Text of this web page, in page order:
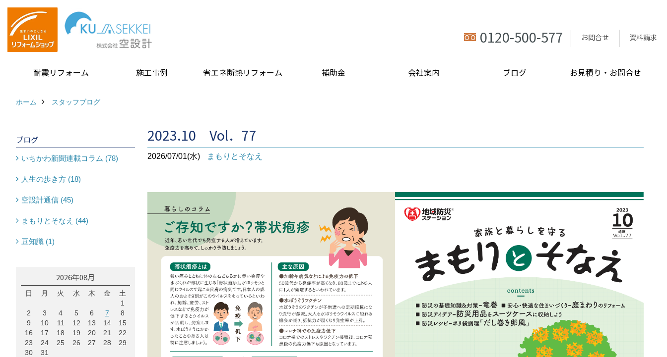
0120-500-577 お問合せ 資料請求
耐震リフォーム 施工事例 省エネ断熱リフォーム 補助金 会社案内 ブログ お見積り・お問合せ
ホーム スタッフブログ
2023.10 Vol．77
2026/07/01(水) まもりとそなえ
ブログ
いちかわ新聞連載コラム (78)
人生の歩き方 (18)
空設計通信 (45)
まもりとそなえ (44)
豆知識 (1)
2026年08月
日 月 火 水 木 金
土
1
2
3 4 5 6 7
8
9
10 11 12 13 14
15
16
17 18 19 20 21
22
23
24 25 26 27 28
29
30
31